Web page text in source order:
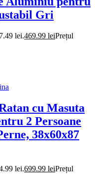
Gri
lei.469.99 leiPrețul
cu Masuta
2 Persoane
38x60x87
lei.699.99 leiPrețul